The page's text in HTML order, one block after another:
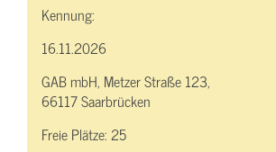
Kennung:
16.11.2026
GAB mbH, Metzer Straße 123,
66117 Saarbrücken
Freie Plätze:25